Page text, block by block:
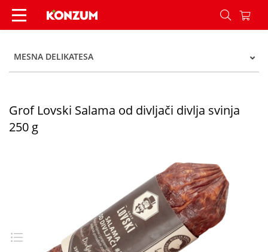
Grof Lovski Salama od divljači divlja svinja 250 g
MESNA DELIKATESA
Grof Lovski Salama od divljači divlja svinja
250 g